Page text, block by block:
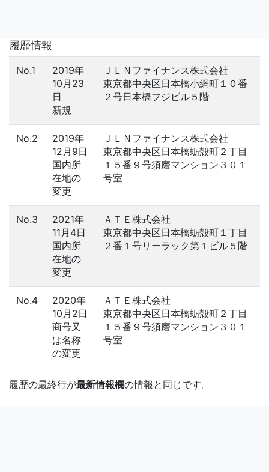
履歴情報
No.1
2019年
10月23
日
新規
ＪＬＮファイナンス株式会社
東京都中央区日本橋小網町１０番
２号日本橋フジビル５階
No.2
2019年
12月9日
国内所
在地の
変更
ＪＬＮファイナンス株式会社
東京都中央区日本橋蛎殻町２丁目
１５番９号須磨マンション３０１
号室
No.3
2021年
11月4日
国内所
在地の
変更
ＡＴＥ株式会社
東京都中央区日本橋蛎殻町１丁目
２番１号リーラック第１ビル５階
No.4
2020年
10月2日
商号又
は名称
の変更
ＡＴＥ株式会社
東京都中央区日本橋蛎殻町２丁目
１５番９号須磨マンション３０１
号室
履歴の最終行が最新情報欄の情報と同じです。